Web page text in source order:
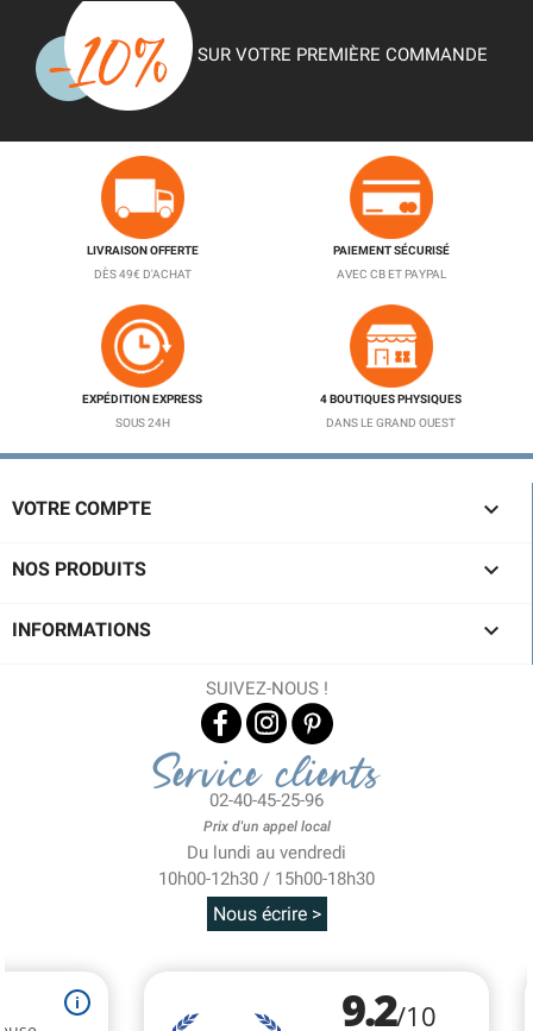
SUR VOTRE PREMIÈRE COMMANDE
LIVRAISON OFFERTE
DÈS 49€ D'ACHAT
PAIEMENT SÉCURISÉ
AVEC CB ET PAYPAL
EXPÉDITION EXPRESS
SOUS 24H
4 BOUTIQUES PHYSIQUES
DANS LE GRAND OUEST
VOTRE COMPTE 
NOS PRODUITS 
INFORMATIONS 
SUIVEZ-NOUS !
Service clients
02-40-45-25-96
Prix d'un appel local
Du lundi au vendredi
10h00-12h30 / 15h00-18h30
Nous écrire >